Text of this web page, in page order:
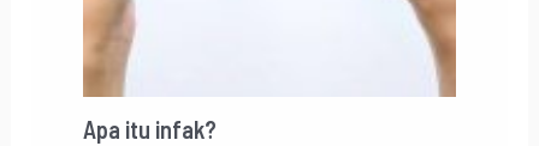
Apa itu infak?